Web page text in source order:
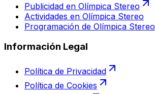
Publicidad en Olímpica Stereo
Actividades en Olímpica Stereo
Programación de Olímpica Stereo
Información Legal
Política de Privacidad
Política de Cookies